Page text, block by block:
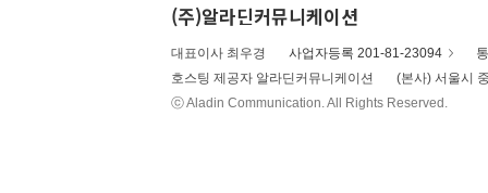
(주)알라딘커뮤니케이션
대표이사 최우경 사업자등록 201-81-23094
호스팅 제공자 알라딘커뮤니케이션
(본사) 서울시
ⓒ Aladin Communication. All Rights Reserved.